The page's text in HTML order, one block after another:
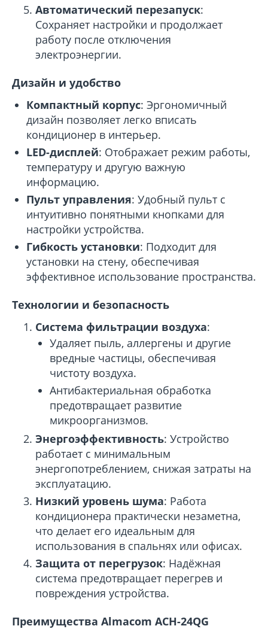
Автоматический перезапуск:
Сохраняет настройки и продолжает
работу после отключения
электроэнергии.
Дизайн и удобство
Компактный корпус: Эргономичный
дизайн позволяет легко вписать
кондиционер в интерьер.
LED-дисплей: Отображает режим работы,
температуру и другую важную
информацию.
Пульт управления: Удобный пульт с
интуитивно понятными кнопками для
настройки устройства.
Гибкость установки: Подходит для
установки на стену, обеспечивая
эффективное использование пространства.
Технологии и безопасность
Система фильтрации воздуха:
Удаляет пыль, аллергены и другие
вредные частицы, обеспечивая
чистоту воздуха.
Антибактериальная обработка
предотвращает развитие
микроорганизмов.
Энергоэффективность: Устройство
работает с минимальным
энергопотреблением, снижая затраты на
эксплуатацию.
Низкий уровень шума: Работа
кондиционера практически незаметна,
что делает его идеальным для
использования в спальнях или офисах.
Защита от перегрузок: Надёжная
система предотвращает перегрев и
повреждения устройства.
Преимущества Almacom ACH-24QG